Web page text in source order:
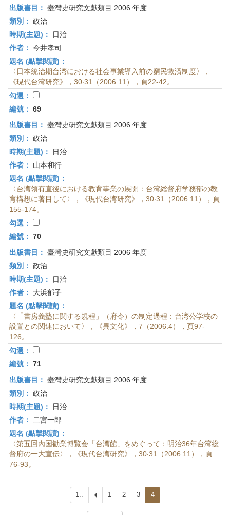
出版書目： 臺灣史研究文獻類目 2006 年度
類別： 政治
時期(主題)：
日治
作者： 今井孝司
題名 (點擊閱讀)：
〈日本統治期台湾における社会事業導入前の窮民救済制度〉，
《現代台湾研究》，30‧31（2006.11），頁22-42。
勾選：
編號： 69
出版書目： 臺灣史研究文獻類目 2006 年度
類別： 政治
時期(主題)：
日治
作者：
山本和行
題名 (點擊閱讀)：
〈台湾領有直後における教育事業の展開：台湾総督府学務部の教
育構想に著目して〉，《現代台湾研究》，30‧31（2006.11），頁
155-174。
勾選：
編號： 70
出版書目： 臺灣史研究文獻類目 2006 年度
類別： 政治
時期(主題)：
日治
作者：
大浜郁子
題名 (點擊閱讀)：
〈「書房義塾に関する規程」（府令）の制定過程：台湾公学校の
設置との関連において〉，《異文化》，7（2006.4），頁97-
126。
勾選：
編號： 71
出版書目： 臺灣史研究文獻類目 2006 年度
類別： 政治
時期(主題)：
日治
作者：
二宮一郎
題名 (點擊閱讀)：
〈第五回內国勧業博覧会「台湾館」をめぐって：明治36年台湾総
督府の一大宣伝〉，《現代台湾研究》，30‧31（2006.11），頁
76-93。
1..
上
一
頁
1 2 3 4